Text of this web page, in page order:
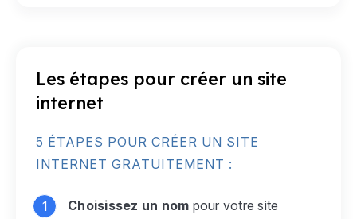
Les étapes pour créer un site
internet
5 ÉTAPES POUR CRÉER UN SITE
INTERNET GRATUITEMENT :
Choisissez un nom pour votre site